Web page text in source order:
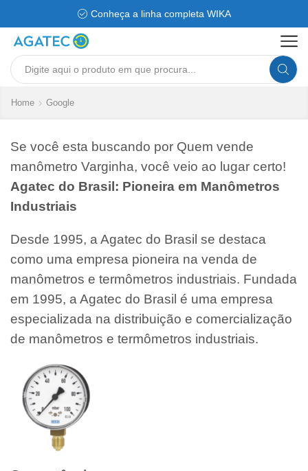
Conheça a linha completa WIKA
Search
Home Google
Se você esta buscando por Quem vende
manômetro Varginha, você veio ao lugar certo!
Agatec do Brasil: Pioneira em Manômetros
Industriais
Desde 1995, a Agatec do Brasil se destaca
como uma empresa pioneira na venda de
manômetros e termômetros industriais. Fundada
em 1995, a Agatec do Brasil é uma empresa
especializada na distribuição e comercialização
de manômetros e termômetros industriais.